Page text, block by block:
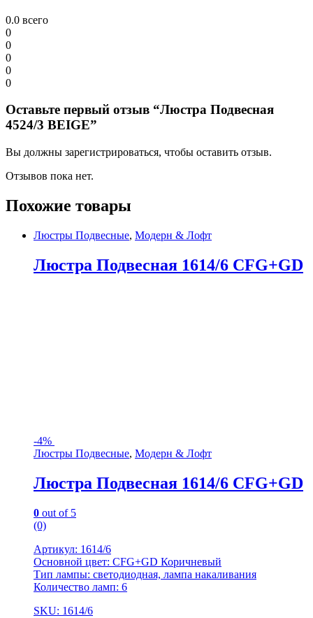
0.0 всего
0
0
0
0
0
Оставьте первый отзыв “Люстра Подвесная
4524/3 BEIGE”
Вы должны зарегистрироваться, чтобы оставить отзыв.
Отзывов пока нет.
Похожие товары
Люстры Подвесные, Модерн & Лофт
Люстра Подвесная 1614/6 CFG+GD
-4%
Люстры Подвесные, Модерн & Лофт
Люстра Подвесная 1614/6 CFG+GD
0 out of 5
(0)
Артикул: 1614/6
Основной цвет: CFG+GD Коричневый
Тип лампы: светодиодная, лампа накаливания
Количество ламп: 6
SKU: 1614/6